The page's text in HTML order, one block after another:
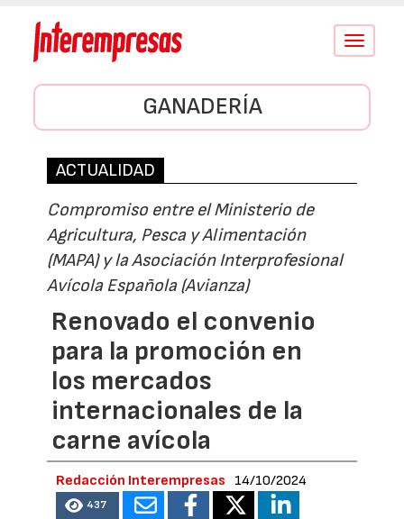
Conmutar
GANADERÍA
ACTUALIDAD
Compromiso entre el Ministerio de
Agricultura, Pesca y Alimentación
(MAPA) y la Asociación Interprofesional
Avícola Española (Avianza)
Renovado el convenio
para la promoción en
los mercados
internacionales de la
carne avícola
Redacción Interempresas 14/10/2024
437